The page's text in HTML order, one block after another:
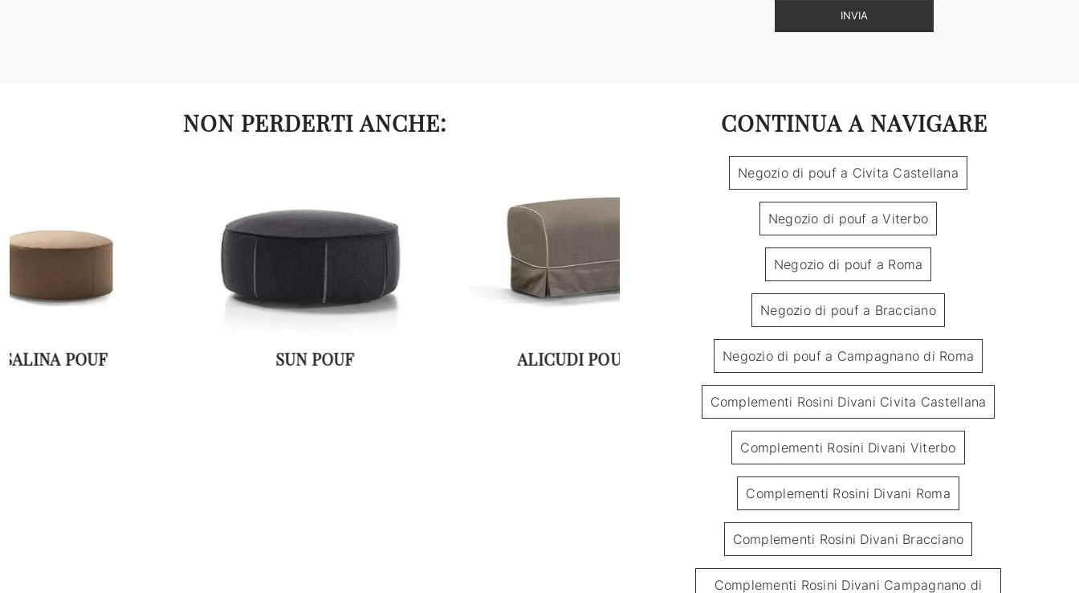
INVIA
NON PERDERTI ANCHE:
SALINA POUF SUN POUF ALICUDI POUF Pouf Mondrian
CONTINUA A NAVIGARE
Negozio di pouf a Civita Castellana
Negozio di pouf a Viterbo
Negozio di pouf a Roma
Negozio di pouf a Bracciano
Negozio di pouf a Campagnano di Roma
Complementi Rosini Divani Civita Castellana
Complementi Rosini Divani Viterbo
Complementi Rosini Divani Roma
Complementi Rosini Divani Bracciano
Complementi Rosini Divani Campagnano di